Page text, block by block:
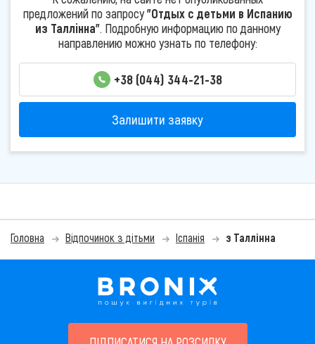
предложений по запросу"Отдых с детьми в Испанию
из Таллінна". Подробную информацию по данному
направлению можно узнать по телефону:
+38 (044) 344-21-38
Залишити заявку
Головна Відпочинок з дітьми Іспанія з Таллінна